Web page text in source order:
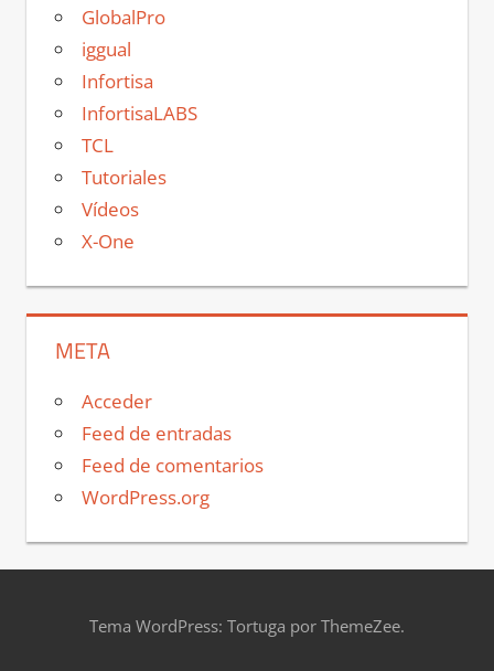
GlobalPro
iggual
Infortisa
InfortisaLABS
TCL
Tutoriales
Vídeos
X-One
META
Acceder
Feed de entradas
Feed de comentarios
WordPress.org
Tema WordPress: Tortuga por ThemeZee.